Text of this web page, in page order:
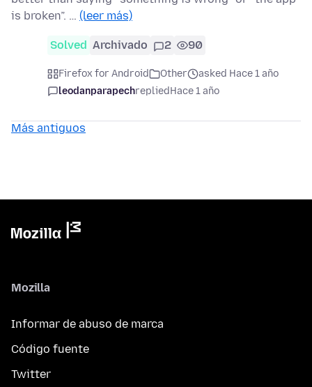
is broken”. … (leer más)
Solved Archivado 2 90
Firefox for Android Other
asked Hace 1 año
leodanparapechrepliedHace 1 año
Más antiguos
Mozilla
Informar de abuso de marca
Código fuente
Twitter